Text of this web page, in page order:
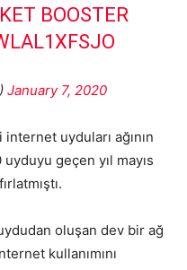
BOOSTER
January 7, 2020
internet uyduları ağının
geçen yıl mayıs
oluşan dev bir ağ
kullanımını